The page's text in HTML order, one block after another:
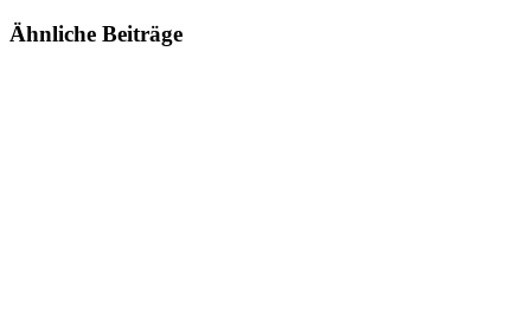
Ähnliche Beiträge